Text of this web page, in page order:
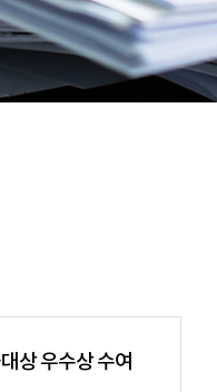
상 우수상 수여